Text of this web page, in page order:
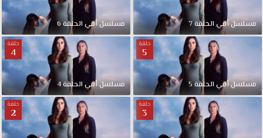
مسلسلأمي الحلقة7 مسلسلأمي الحلقة6
حلقة
5
مسلسلأمي الحلقة5
حلقة
4
مسلسلأمي الحلقة4
حلقة
3
حلقة
2